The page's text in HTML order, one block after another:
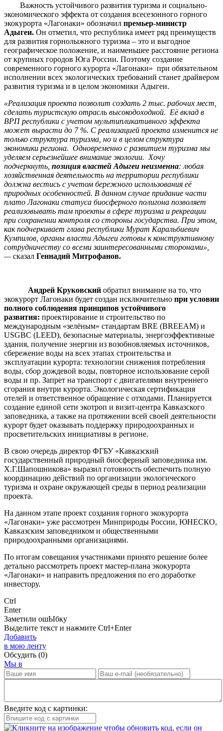
Важность устойчивого развития туризма и социально-
экономического эффекта от создания всесезонного горного
экокурорта «Лагонаки» обозначил премьер-министр
Адыгеи. Он отметил, что республика имеет ряд преимуществ
для развития горнолыжного туризма – это и выгодное
географическое положение, и наименьшее расстояние региона
от крупных городов Юга России. Поэтому создание
современного горного курорта «Лагонаки» при обязательном
исполнении всех экологических требований станет драйвером
развития туризма и в целом экономики Адыгеи.
«Реализация проекта позволит создать 2 тыс. рабочих мест,
сделать туристскую отрасль высокодоходной. Её вклад в
ВРП республики с учетом мультипликативного эффекта
может вырасти до 7 %. С реализацией проекта изменится не
только структура туризма, но и в целом структура
экономики региона. Одновременно с развитием туризма мы
уделяем серьезнейшее внимание экологии. Хочу
подчеркнуть, позиция властей Адыгеи неизменна: любая
хозяйственная деятельность на территории республики
должна вестись с учетом бережного использования её
природных особенностей. В данном случае придание части
плато Лагонаки статуса биосферного полигона позволяет
реализовывать там проекты в сфере туризма и рекреации
при сохранении контроля со стороны государства. При этом,
как подчеркивает глава республики Мурат Каральбиевич
Кумпилов, органы власти Адыгеи готовы к конструктивному
сотрудничеству со всеми заинтересованными сторонами»,
— сказал Геннадий Митрофанов.
Андрей Круковский обратил внимание на то, что
экокурорт Лагонаки будет создан исключительно при условии
полного соблюдения принципов устойчивого
развития: проектирование и строительство по
международным «зелёным» стандартам BRE (BREEAM) и
USGBC (LEED), безопасные материалы, энергоэффективные
здания, получение энергии из возобновляемых источников,
сбережение воды на всех этапах строительства и
эксплуатации курорта: технологии снижения потребления
воды, сбор дождевой воды, повторное использование серой
воды и пр. Запрет на транспорт с двигателями внутреннего
сгорания внутри курорта. Экологическая сертификация
отелей и ответственное обращение с отходами. Планируется
создание единой сети экотроп и визит-центра Кавказского
заповедника, а также на протяжении всей своей деятельности
курорт будет оказывать поддержку природоохранных и
просветительских инициативы в регионе.
В свою очередь директор ФГБУ «Кавказский
государственный природный биосферный заповедника им.
Х.Г.Шапошникова» выразил готовность обеспечить полную
координацию действий по организации экологического
туризма и охране окружающей среды в период реализации
проекта.
На данном этапе проект создания горного экокурорта
«Лагонаки» уже рассмотрен Минприроды России, ЮНЕСКО,
Кавказским заповедником и общественными
природоохранными организациями.
По итогам совещания участниками принято решение более
детально рассмотреть проект мастер-плана экокурорта
«Лагонаки» и направить предложения по его доработке
инвестору.
Ctrl
Enter
Заметили ошЫбку
Выделите текст и нажмите Ctrl+Enter
Добавить
в мою ленту
Обсудить (0)
Мы в
Введите код с картинки: